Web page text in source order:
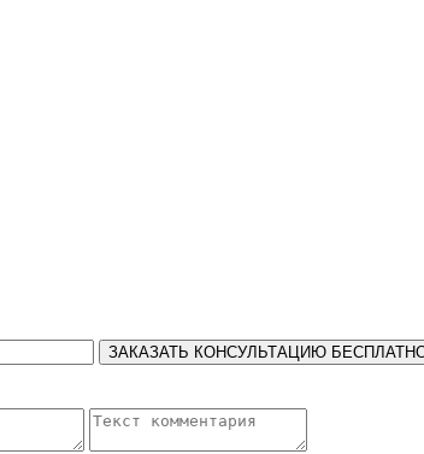
ЗАКАЗАТЬ КОНСУЛЬТАЦИЮ